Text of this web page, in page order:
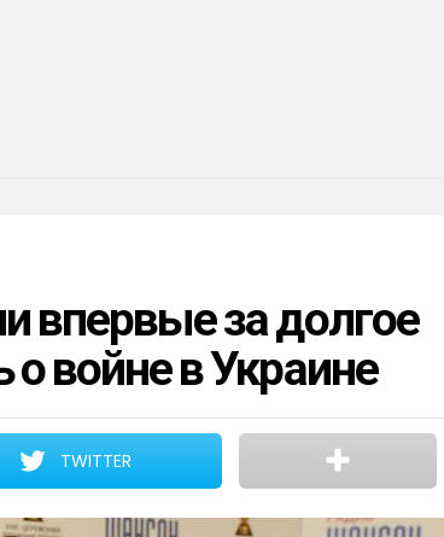
впервые за долгое
войне в Украине
TWITTER